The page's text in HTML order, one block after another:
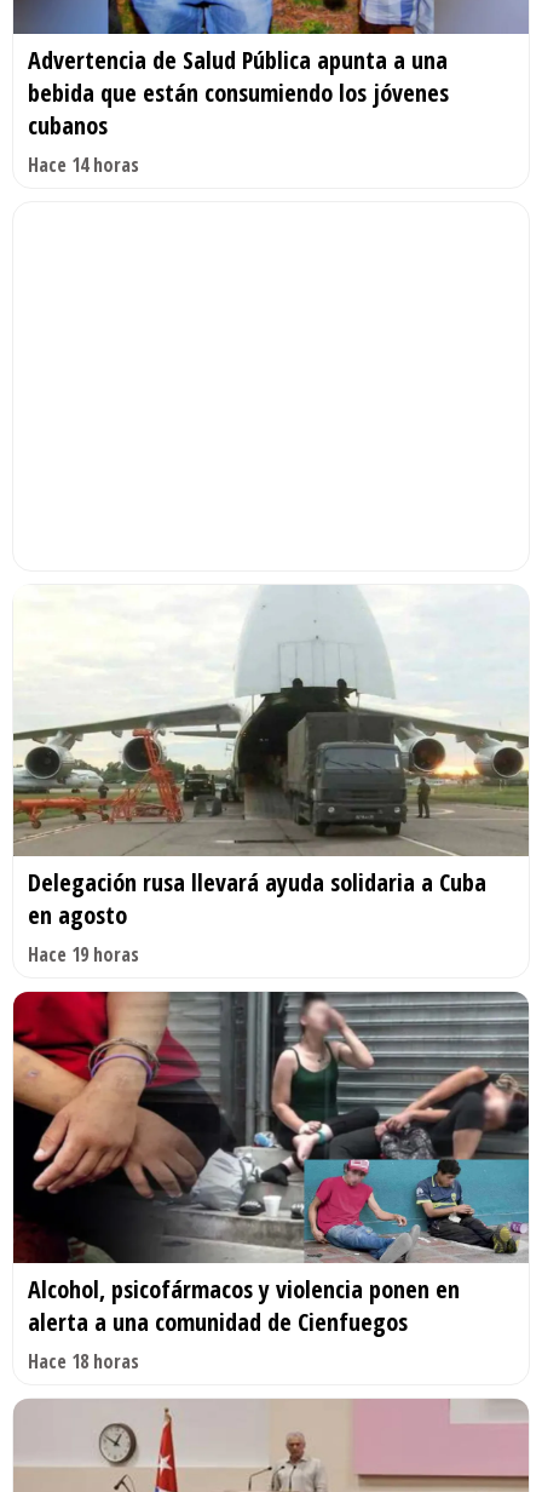
Advertencia de Salud Pública apunta a una
bebida que están consumiendo los jóvenes
cubanos
Hace 14 horas
Delegación rusa llevará ayuda solidaria a Cuba
en agosto
Hace 19 horas
Alcohol, psicofármacos y violencia ponen en
alerta a una comunidad de Cienfuegos
Hace 18 horas